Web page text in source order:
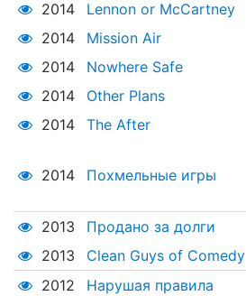
2014 Lennon or McCartney
2014
Mission Air
2014
Nowhere Safe
2014
Other Plans
2014
The After
2014 Похмельные игры
2013
Продано за долги
2013
Clean Guys of Comedy
2012
Нарушая правила